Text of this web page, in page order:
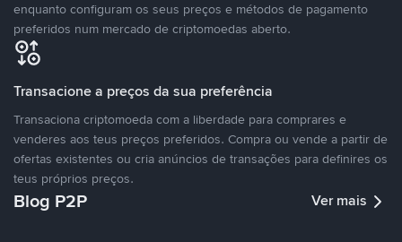
enquanto configuram os seus preços e métodos de pagamento
preferidos num mercado de criptomoedas aberto.
Transacione a preços da sua preferência
Transaciona criptomoeda com a liberdade para comprares e
venderes aos teus preços preferidos. Compra ou vende a partir de
ofertas existentes ou cria anúncios de transações para definires os
teus próprios preços.
Blog P2P Ver mais